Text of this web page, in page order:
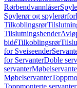
Rørbendvannlåser
Spylerør og
Tilkoblingsrør
Tilslutningsbender
bidéTilkoblingsrør
for Sveiseender
for ServanterDoble
servanter
Møbelservanter
Toppmonterte servanter